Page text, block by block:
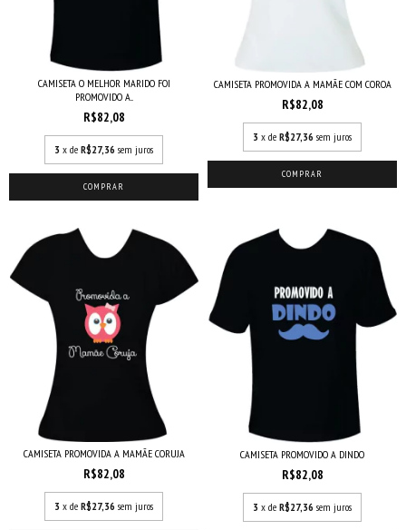
CAMISETA O MELHOR MARIDO FOI
PROMOVIDO A...
R$82,08
3 x de R$27,36 sem juros
COMPRAR
CAMISETA PROMOVIDA A MAMÃE COM COROA
R$82,08
3 x de R$27,36 sem juros
COMPRAR
CAMISETA PROMOVIDA A MAMÃE CORUJA
R$82,08
3 x de R$27,36 sem juros
CAMISETA PROMOVIDO A DINDO
R$82,08
3 x de R$27,36 sem juros